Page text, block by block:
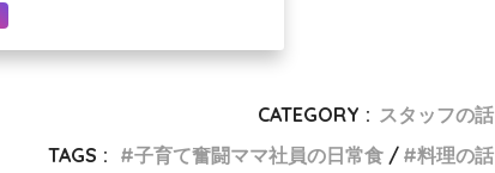
CATEGORY : スタッフの話
TAGS :
子育て奮闘ママ社員の日常食 料理の話